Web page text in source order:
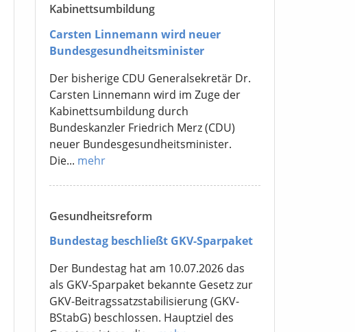
Kabinettsumbildung
Carsten Linnemann wird neuer
Bundesgesundheitsminister
Der bisherige CDU Generalsekretär Dr.
Carsten Linnemann wird im Zuge der
Kabinettsumbildung durch
Bundeskanzler Friedrich Merz (CDU)
neuer Bundesgesundheitsminister.
Die... mehr
Gesundheitsreform
Bundestag beschließt GKV-Sparpaket
Der Bundestag hat am 10.07.2026 das
als GKV-Sparpaket bekannte Gesetz zur
GKV-Beitragssatzstabilisierung (GKV-
BStabG) beschlossen. Hauptziel des